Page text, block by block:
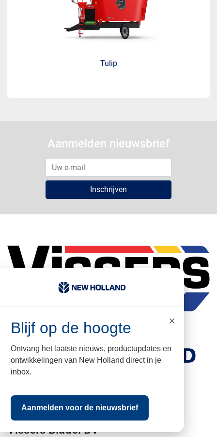
Tulip
Aanmelden nieuwsbrief
Inschrijven
BTW nr: NL009502579B01
Vissers Bladel BV
×
Blijf op de hoogte
Ontvang het laatste nieuws, productupdates en
ontwikkelingen van New Holland direct in je
inbox.
Aanmelden voor de nieuwsbrief